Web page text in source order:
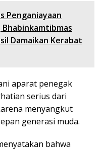
Penganiayaan
Damaikan Kerabat
aparat penegak
serius dari
menyangkut
generasi muda.
bahwa